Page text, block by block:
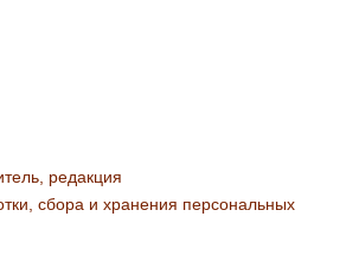
редакция
сбора и хранения персональных